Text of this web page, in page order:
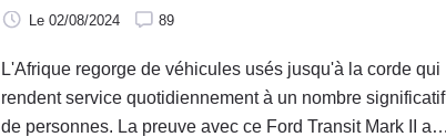
Le 02/08/2024 89
L'Afrique regorge de véhicules usés jusqu'à la corde qui
rendent service quotidiennement à un nombre significatif
de personnes. La preuve avec ce Ford Transit Mark II au